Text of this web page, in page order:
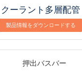
クーラント多層配管
製品情報をダウンロードする